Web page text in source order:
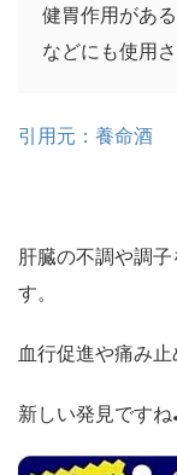
健胃作用があ
などにも使用
引用元：養命酒
肝臓の不調や調
す。
血行促進や痛み止
新しい発見です